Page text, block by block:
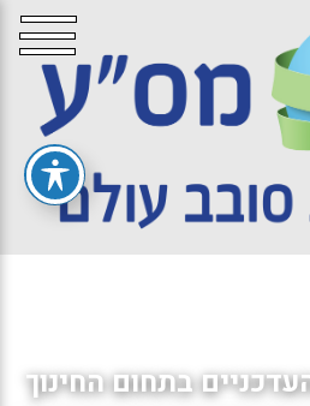
בתחום החינוך